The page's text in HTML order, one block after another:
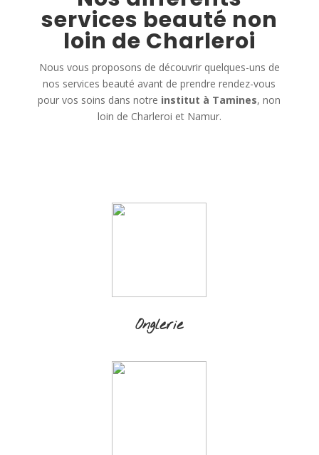
services beauté non
loin de Charleroi
Nous vous proposons de découvrir quelques-uns de
nos services beauté avant de prendre rendez-vous
pour vos soins dans notre institut à Tamines, non
loin de Charleroi et Namur.
Onglerie